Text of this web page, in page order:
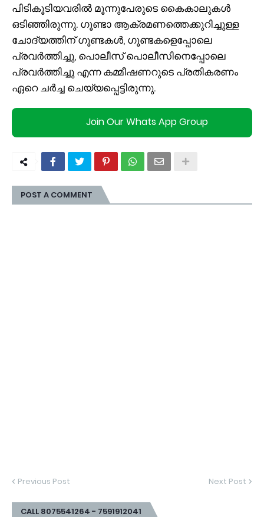
പിടികൂടിയവരില്‍ മൂന്നുപേരുടെ കൈകാലുകള്‍
ഒടിഞ്ഞിരുന്നു. ഗൂണ്ടാ ആക്രമണത്തെക്കുറിച്ചുള്ള
ചോദ്യത്തിന് ഗൂണ്ടകള്‍, ഗൂണ്ടകളെപ്പോലെ
പ്രവര്‍ത്തിച്ചു, പൊലീസ് പൊലീസിനെപ്പോലെ
പ്രവര്‍ത്തിച്ചു എന്ന കമ്മീഷണറുടെ പ്രതികരണം
ഏറെ ചര്‍ച്ച ചെയ്യപ്പെട്ടിരുന്നു.
Join Our Whats App Group
POST A COMMENT
Previous Post Next Post
CALL 8075541264 - 7591912041